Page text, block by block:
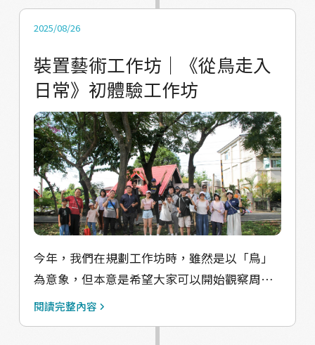
撿鳥製作標本對他來說是一件超級稀鬆平常的
內，我們陸續看見了十多種鳥類，有常見的紅
嘴黑鵯、八哥，隨著上升氣流在頭頂盤旋的大
冠鷲，在樹林裡嬉笑覓食的樹雀、綠繡眼，一
身漂亮羽毛的五色鳥，叫聲與姿態各異，但石
岡鳥類的豐富程度超乎我們想像 離開野外，我
們回到室內聽貫之老師分享鳥類的相關知識，
他拿出自製的夜鶯標本讓大家傳閱，同時告訴
大家鳥的秘密 1.鳥被證實是恐龍的分支後代，
所以吃炸雞也可以說是「炸恐龍」 2.大部分鳥
的視覺比人類好七倍，即使鳥背對你，他其實
也看著你 3.吃鳥的人口一定比賞鳥的人多(笑
2025/08/26
裝置藝術工作坊｜《從鳥走入
日常》初體驗工作坊
今年，我們在規劃工作坊時，雖然是以「鳥」
為意象，但本意是希望大家可以開始觀察周遭
環境，表面很稀鬆平常，不過認真探索，樹上
閱讀完整內容